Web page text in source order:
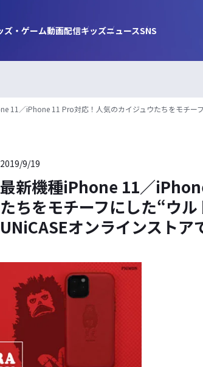
ズ・ ゲーム動画配信キッズニュースSNS
11／iPhone 11 Pro対応！人気のカイジュウたちをモチー
2019/9/19
最新機種iPhone 11／
たちをモチーフにした“ウ
UNiCASEオンラインストア